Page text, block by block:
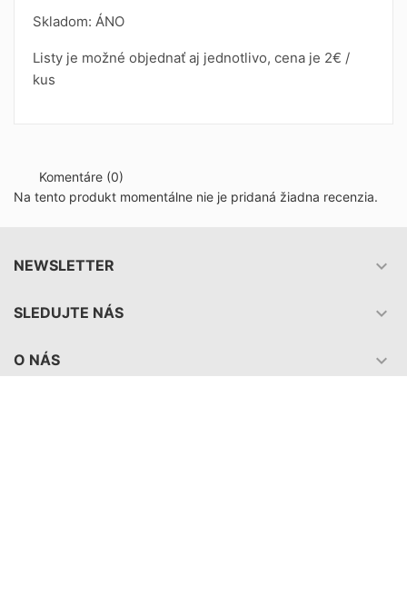
Skladom: ÁNO
Listy je možné objednať aj jednotlivo, cena je 2€ /
kus
Komentáre (0)
Na tento produkt momentálne nie je pridaná žiadna recenzia.
NEWSLETTER 
SLEDUJTE NÁS 
O NÁS 